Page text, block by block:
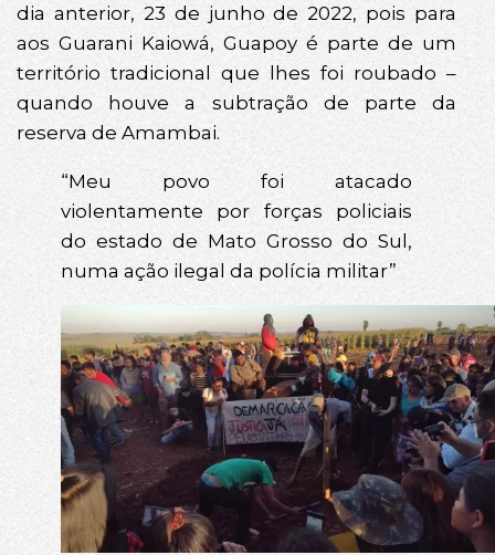
dia anterior, 23 de junho de 2022, pois para
aos Guarani Kaiowá, Guapoy é parte de um
território tradicional que lhes foi roubado –
quando houve a subtração de parte da
reserva de Amambai.
“Meu povo foi atacado
violentamente por forças policiais
do estado de Mato Grosso do Sul,
numa ação ilegal da polícia militar”